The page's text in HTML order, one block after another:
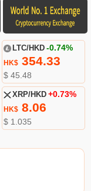
LTC/HKD -0.74%
HK$354.33
$ 45.48
XRP/HKD +0.73%
HK$8.06
$ 1.035